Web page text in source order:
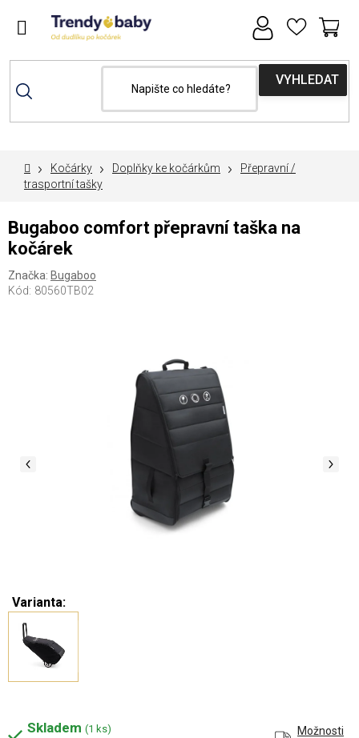
MAXI-COSI týden se slevou 15% s kódem
"maxicosi15"
DomůKočárky Doplňky ke kočárkům
Přepravní /
trasportní tašky
Varianta:
Skladem (1 ks)
Možnosti
Bugaboo comfort přepravní taška na
kočárek
Značka: Bugaboo
Kód: 80560TB02